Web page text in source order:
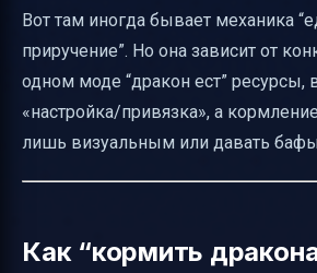
Вот там иногда бывает механика
приручение”. Но она зависит от
одном моде “дракон ест”
«настройка/привязка», а
лишь визуальным или давать
Как “кормить